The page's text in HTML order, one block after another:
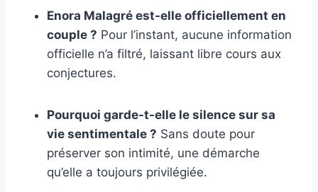
Enora Malagré est-elle officiellement en
couple ? Pour l’instant, aucune information
officielle n’a filtré, laissant libre cours aux
conjectures.
Pourquoi garde-t-elle le silence sur sa
vie sentimentale ? Sans doute pour
préserver son intimité, une démarche
qu’elle a toujours privilégiée.